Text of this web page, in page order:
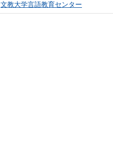
文教大学言語教育センター